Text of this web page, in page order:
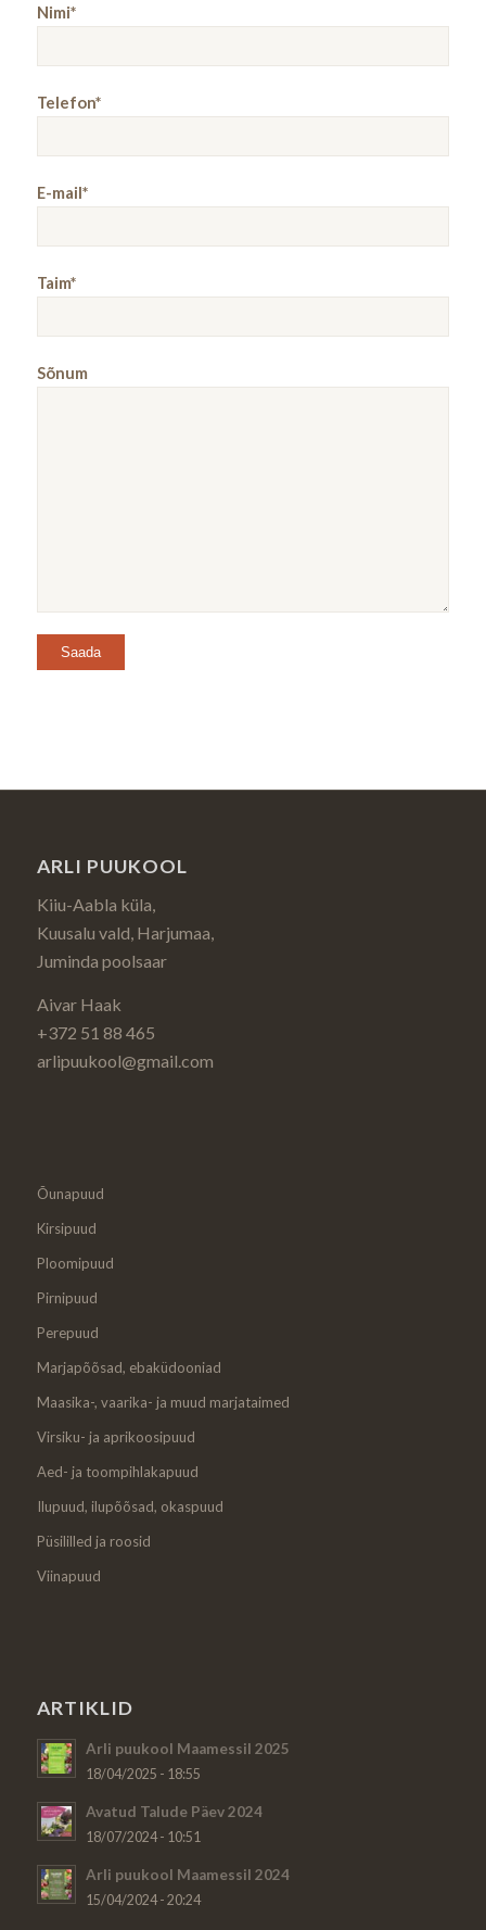
Nimi*
Telefon*
E-mail*
Taim*
Sõnum
ARLI PUUKOOL
Kiiu-Aabla küla,
Kuusalu vald, Harjumaa,
Juminda poolsaar
Aivar Haak
+372 51 88 465
arlipuukool@gmail.com
Õunapuud
Kirsipuud
Ploomipuud
Pirnipuud
Perepuud
Marjapõõsad, ebaküdooniad
Maasika-, vaarika- ja muud marjataimed
Virsiku- ja aprikoosipuud
Aed- ja toompihlakapuud
Ilupuud, ilupõõsad, okaspuud
Püsililled ja roosid
Viinapuud
ARTIKLID
Arli puukool Maamessil 2025
18/04/2025 - 18:55
Avatud Talude Päev 2024
18/07/2024 - 10:51
Arli puukool Maamessil 2024
15/04/2024 - 20:24